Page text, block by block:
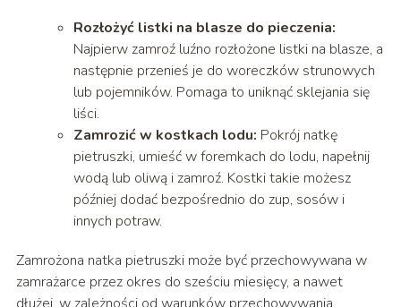
Rozłożyć listki na blasze do pieczenia:
Najpierw zamroź luźno rozłożone listki na blasze, a
następnie przenieś je do woreczków strunowych
lub pojemników. Pomaga to uniknąć sklejania się
liści.
Zamrozić w kostkach lodu: Pokrój natkę
pietruszki, umieść w foremkach do lodu, napełnij
wodą lub oliwą i zamroź. Kostki takie możesz
później dodać bezpośrednio do zup, sosów i
innych potraw.
Zamrożona natka pietruszki może być przechowywana w
zamrażarce przez okres do sześciu miesięcy, a nawet